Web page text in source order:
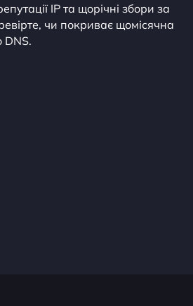
IP та щорічні збори за
чи покриває щомісячна
DNS.